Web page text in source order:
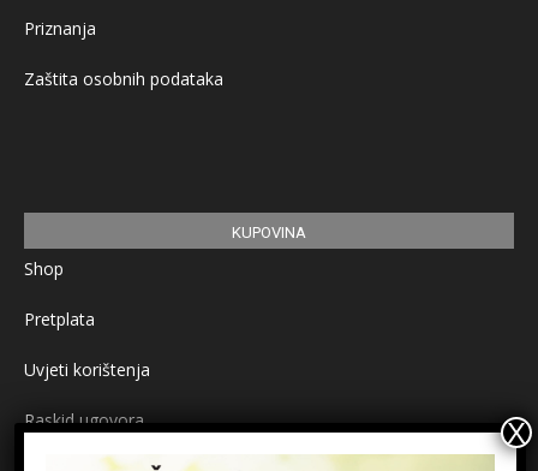
Priznanja
Zaštita osobnih podataka
KUPOVINA
Shop
Pretplata
Uvjeti korištenja
Raskid ugovora